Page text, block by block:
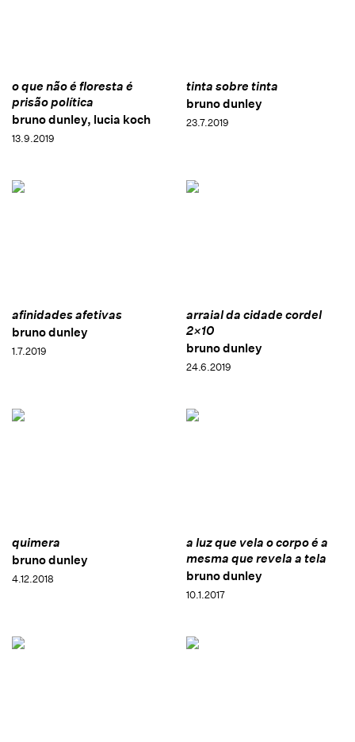
o que não é floresta é
prisão política
bruno dunley, lucia koch
13.9.2019
tinta sobre tinta
bruno dunley
23.7.2019
afinidades afetivas
bruno dunley
1.7.2019
arraial da cidade cordel
2×10
bruno dunley
24.6.2019
quimera
bruno dunley
4.12.2018
a luz que vela o corpo é a
mesma que revela a tela
bruno dunley
10.1.2017